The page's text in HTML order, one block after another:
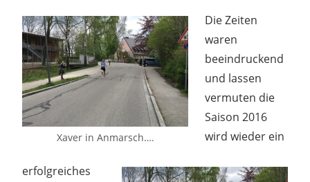
Xaver in Anmarsch….
Die Zeiten
waren
beeindruckend
und lassen
vermuten die
Saison 2016
wird wieder ein
erfolgreiches